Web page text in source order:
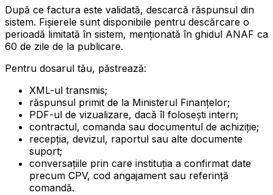
După ce factura este validată, descarcă răspunsul din
sistem. Fișierele sunt disponibile pentru descărcare o
perioadă limitată în sistem, menționată în ghidul ANAF ca
60 de zile de la publicare.
Pentru dosarul tău, păstrează:
XML-ul transmis;
răspunsul primit de la Ministerul Finanțelor;
PDF-ul de vizualizare, dacă îl folosești intern;
contractul, comanda sau documentul de achiziție;
recepția, devizul, raportul sau alte documente
suport;
conversațiile prin care instituția a confirmat date
precum CPV, cod angajament sau referință
comandă.